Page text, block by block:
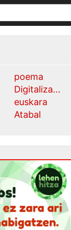
poema
Digitaliza...
euskara
Atabal